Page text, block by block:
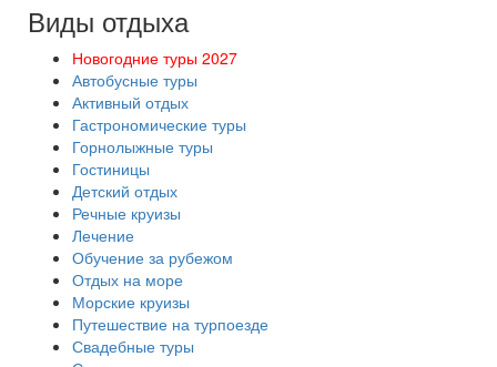
Виды отдыха
Новогодние туры 2027
Автобусные туры
Активный отдых
Гастрономические туры
Горнолыжные туры
Гостиницы
Детский отдых
Речные круизы
Лечение
Обучение за рубежом
Отдых на море
Морские круизы
Путешествие на турпоезде
Свадебные туры